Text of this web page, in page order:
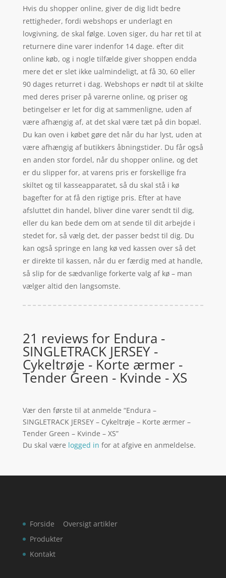
Hvis du shopper online, giver de dig lidt bedre
rettigheder, fordi webshops er underlagt en
lovgivning, de skal følge. Loven siger, du har ret til at
returnere dine varer indenfor 14 dage. efter dit
online køb, og i nogle tilfælde giver shoppen endda
mere det er slet ikke ualmindeligt, at få 30, 60 eller
90 dages returret i dag. Webshops er nødt til at skilte
med deres priser på varerne online, og priser og
betingelser er let for dig at sammenligne, uden af
være afhængig af, at det skal være tæt på din bopæl.
Du kan oven i købet gøre det når du har lyst, uden at
være afhængig af butikkers åbningstider. Du får også
en anden stor fordel, når du shopper online, og det
er du slipper for, at varens pris er forskellige fra
skiltet og til kasseapparatet, så du skal stå i kø
bagefter for at få den rigtige pris. Efter at have
afsluttet din handel, bliver dine varer sendt til dig,
eller du kan bede dem om at sende til dit arbejde i
stedet for, så vælg det, der passer bedst til dig. Du
kan også springe en lang kø ved kassen over så det
er direkte til kassen, når du er færdig med at handle,
så slip for de sædvanlige forkerte valg af kø – man
vælger altid den langsomste.
21 reviews for Endura -
SINGLETRACK JERSEY -
Cykeltrøje - Korte ærmer -
Tender Green - Kvinde - XS
Vær den første til at anmelde “Endura –
SINGLETRACK JERSEY – Cykeltrøje – Korte ærmer –
Tender Green – Kvinde – XS”
Du skal være logged in for at afgive en anmeldelse.
Forside
Produkter
Kontakt
Oversigt artikler